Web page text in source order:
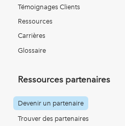
Témoignages Clients
Ressources
Carrières
Glossaire
Ressources partenaires
Devenir un partenaire
Trouver des partenaires